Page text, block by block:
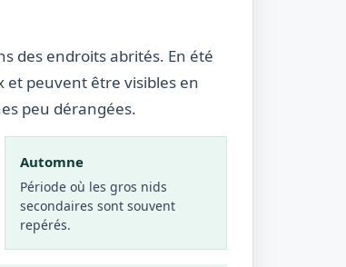
des endroits abrités. En été
peuvent être visibles en
peu dérangées.
Automne
Période où les gros nids
secondaires sont souvent
repérés.